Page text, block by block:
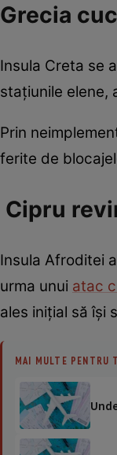
Grecia
Insula Creta se
stațiunile elene,
Prin
ferite de
Cipru
Insula Afroditei
urma unui atac
ales inițial să își
MAI MULTE PENTRU